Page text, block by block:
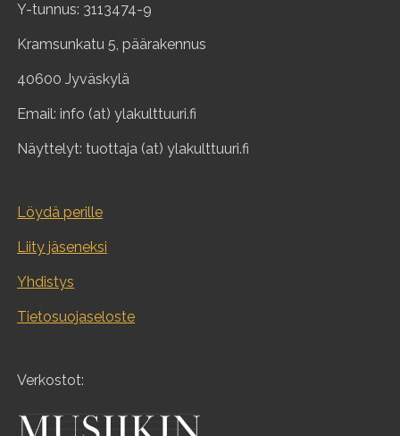
Y-tunnus: 3113474-9
Kramsunkatu 5, päärakennus
40600 Jyväskylä
Email: info (at) ylakulttuuri.fi
Näyttelyt: tuottaja (at) ylakulttuuri.fi
Löydä perille
Liity jäseneksi
Yhdistys
Tietosuojaseloste
Verkostot: